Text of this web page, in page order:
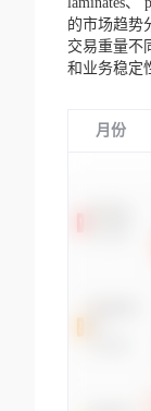
的市场趋势
交易重量不
和业务稳定
月份